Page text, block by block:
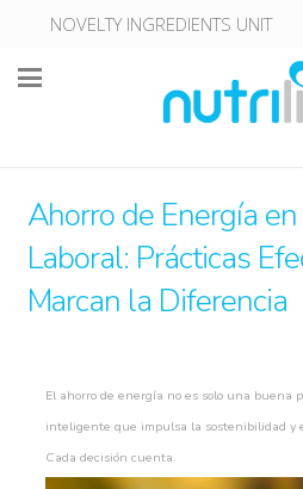
NOVELTY INGREDIENTS UNIT
Ahorro de Energía
Laboral: Prácticas
Marcan la Diferencia
El ahorro de energía no es solo una buena
inteligente que impulsa la sostenibilidad y
Cada decisión cuenta.